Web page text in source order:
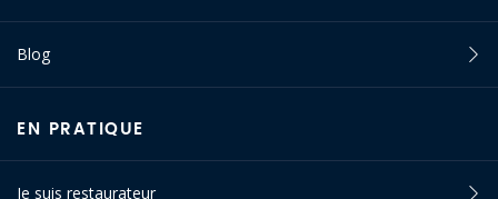
Blog
EN PRATIQUE
Je suis restaurateur